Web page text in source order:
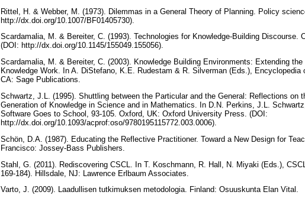
Rittel, H. & Webber, M. (1973). Dilemmas in a General Theory of Planning. Policy
http://dx.doi.org/10.1007/BF01405730).
Scardamalia, M. & Bereiter, C. (1993). Technologies for Knowledge-Building Discourse.
(DOI: http://dx.doi.org/10.1145/155049.155056).
Scardamalia, M. & Bereiter, C. (2003). Knowledge Building Environments: Extending
Knowledge Work. In A. DiStefano, K.E. Rudestam & R. Silverman (Eds.), Encyclopedia
CA: Sage Publications.
Schwartz, J.L. (1995). Shuttling between the Particular and the General: Reflections on
Generation of Knowledge in Science and in Mathematics. In D.N. Perkins, J.L.
Software Goes to School, 93-105. Oxford, UK: Oxford University Press. (DOI:
http://dx.doi.org/10.1093/acprof:oso/9780195115772.003.0006).
Schön, D.A. (1987). Educating the Reflective Practitioner. Toward a New Design for
Francisco: Jossey-Bass Publishers.
Stahl, G. (2011). Rediscovering CSCL. In T. Koschmann, R. Hall, N. Miyaki (Eds.),
169-184). Hillsdale, NJ: Lawrence Erlbaum Associates.
Varto, J. (2009). Laadullisen tutkimuksen metodologia. Finland: Osuuskunta Elan Vital.